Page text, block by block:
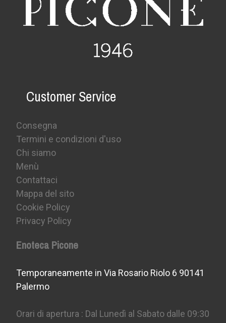
Customer Service
Consegna
Termini e condizioni d'uso
Chi siamo
Menù
Contattaci
Mappa del sito
Cookie Policy
Privacy Policy
Enoteca Picone
Temporaneamente in Via Rosario Riolo 6 90141
Palermo
Orari di apertura : Dal Lunedì al Sabato dalle 09:30